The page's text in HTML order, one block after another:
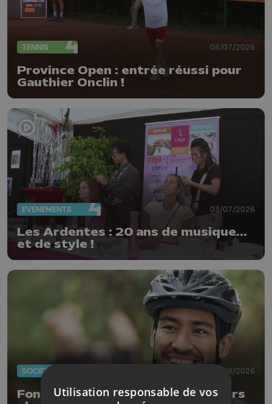
TENNIS 08/07/2026
Province Open : entrée réussi pour
Gauthier Onclin !
EVÈNEMENTS 03/07/2026
Les Ardentes : 20 ans de musique...
et de style !
SOCIÉTÉ 30/06/2026
Fondation Roi Baudouin : des loisirs
Utilisation responsable de vos